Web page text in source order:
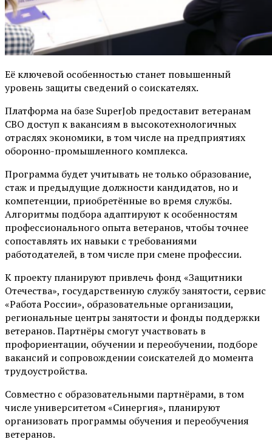
Её ключевой особенностью станет повышенный
уровень защиты сведений о соискателях.
Платформа на базе SuperJob предоставит ветеранам
СВО доступ к вакансиям в высокотехнологичных
отраслях экономики, в том числе на предприятиях
оборонно-промышленного комплекса.
Программа будет учитывать не только образование,
стаж и предыдущие должности кандидатов, но и
компетенции, приобретённые во время службы.
Алгоритмы подбора адаптируют к особенностям
профессионального опыта ветеранов, чтобы точнее
сопоставлять их навыки с требованиями
работодателей, в том числе при смене профессии.
К проекту планируют привлечь фонд «Защитники
Отечества», государственную службу занятости, сервис
«Работа России», образовательные организации,
региональные центры занятости и фонды поддержки
ветеранов. Партнёры смогут участвовать в
профориентации, обучении и переобучении, подборе
вакансий и сопровождении соискателей до момента
трудоустройства.
Совместно с образовательными партнёрами, в том
числе университетом «Синергия», планируют
организовать программы обучения и переобучения
ветеранов.